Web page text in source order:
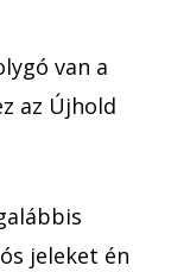
van a
az Újhold
jeleket én